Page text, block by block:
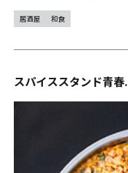
居酒屋 和食
スパイススタンド青春.